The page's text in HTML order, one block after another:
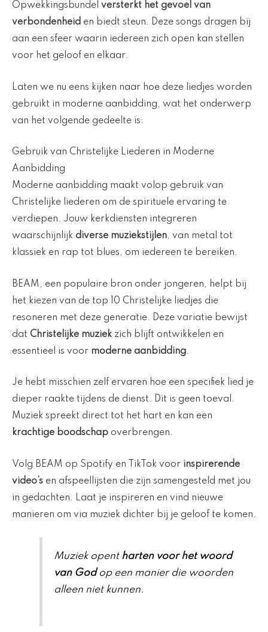
Opwekkingsbundel versterkt het gevoel van
verbondenheid en biedt steun. Deze songs dragen bij
aan een sfeer waarin iedereen zich open kan stellen
voor het geloof en elkaar.
Laten we nu eens kijken naar hoe deze liedjes worden
gebruikt in moderne aanbidding, wat het onderwerp
van het volgende gedeelte is.
Gebruik van Christelijke Liederen in Moderne
Aanbidding
Moderne aanbidding maakt volop gebruik van
Christelijke liederen om de spirituele ervaring te
verdiepen. Jouw kerkdiensten integreren
waarschijnlijk diverse muziekstijlen, van metal tot
klassiek en rap tot blues, om iedereen te bereiken.
BEAM, een populaire bron onder jongeren, helpt bij
het kiezen van de top 10 Christelijke liedjes die
resoneren met deze generatie. Deze variatie bewijst
dat Christelijke muziek zich blijft ontwikkelen en
essentieel is voor moderne aanbidding.
Je hebt misschien zelf ervaren hoe een specifiek lied je
dieper raakte tijdens de dienst. Dit is geen toeval.
Muziek spreekt direct tot het hart en kan een
krachtige boodschap overbrengen.
Volg BEAM op Spotify en TikTok voor inspirerende
video’s en afspeellijsten die zijn samengesteld met jou
in gedachten. Laat je inspireren en vind nieuwe
manieren om via muziek dichter bij je geloof te komen.
Muziek opent harten voor het woord
van Godop een manier die woorden
alleen niet kunnen.